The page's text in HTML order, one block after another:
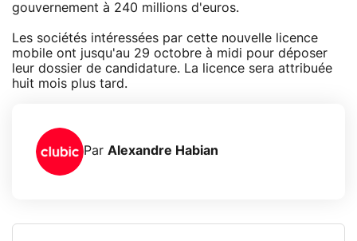
gouvernement à 240 millions d'euros.
Les sociétés intéressées par cette nouvelle licence
mobile ont jusqu'au 29 octobre à midi pour déposer
leur dossier de candidature. La licence sera attribuée
huit mois plus tard.
Par Alexandre Habian